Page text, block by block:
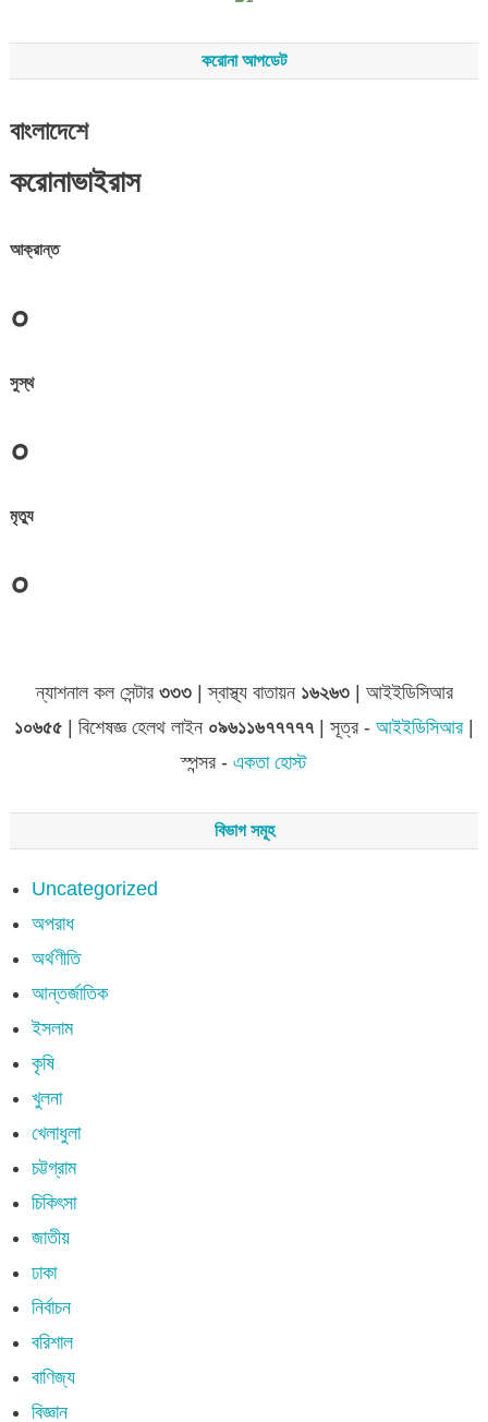
করোনা আপডেট
বাংলাদেশে
করোনাভাইরাস
আক্রান্ত
০
সুস্থ
০
মৃত্যু
০
ন্যাশনাল কল সেন্টার ৩৩৩| স্বাস্থ্য বাতায়ন ১৬২৬৩| আইইডিসিআর
১০৬৫৫ | বিশেষজ্ঞ হেলথ লাইন ০৯৬১১৬৭৭৭৭৭| সূত্র - আইইডিসিআর|
স্পন্সর - একতা হোস্ট
বিভাগ সমূহ
Uncategorized
অপরাধ
অর্থণীতি
আন্তর্জাতিক
ইসলাম
কৃষি
খুলনা
খেলাধুলা
চট্টগ্রাম
চিকিৎসা
জাতীয়
ঢাকা
নির্বাচন
বরিশাল
বাণিজ্য
বিজ্ঞান